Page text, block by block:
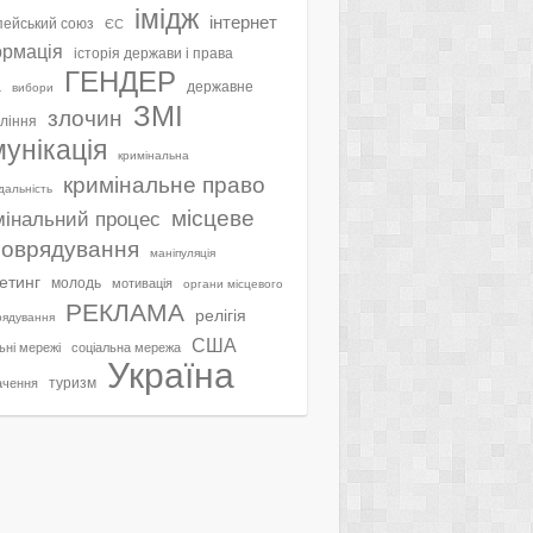
союз ЄС імідж інтернет
історія держави і права
вибори ГЕНДЕР державне
злочин ЗМІ
кримінальна
кримінальне право
процес місцеве
маніпуляція
молодь мотивація органи місцевого
РЕКЛАМА релігія
мережі соціальна мережа США
туризм Україна